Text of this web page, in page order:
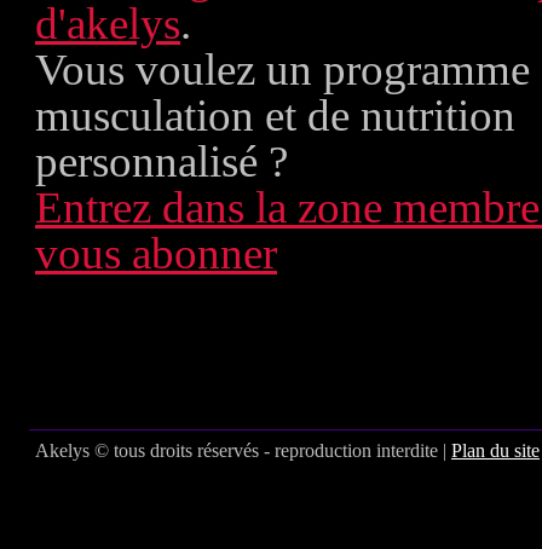
d'akelys.
Vous voulez un programme
musculation et de nutrition
personnalisé ?
Entrez dans la zone
vous abonner
Akelys © tous droits réservés - reproduction interdite | Plan du site